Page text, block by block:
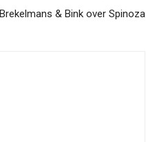
& Bink over Spinoza